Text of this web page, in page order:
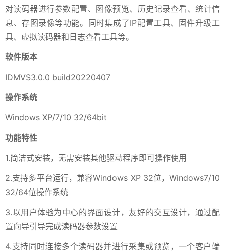
对读码器进行参数配置、图像预览、历史记录查看、统计信
息、存图录像等功能。同时集成了IP配置工具、固件升级工
具、虚拟读码器和日志查看工具等。
软件版本
IDMVS3.0.0 build20220407
操作系统
Windows XP/7/10 32/64bit
功能特性
1.简洁式安装，无需安装其他驱动程序即可操作使用
2.支持多平台运行，兼容Windows XP 32位，Windows7/10
32/64位操作系统
3.以用户体验为中心的界面设计，友好的交互设计，通过配
置向导引导完成读码器参数设置
4.支持同时连接多个读码器并进行采集或预览，一个客户端